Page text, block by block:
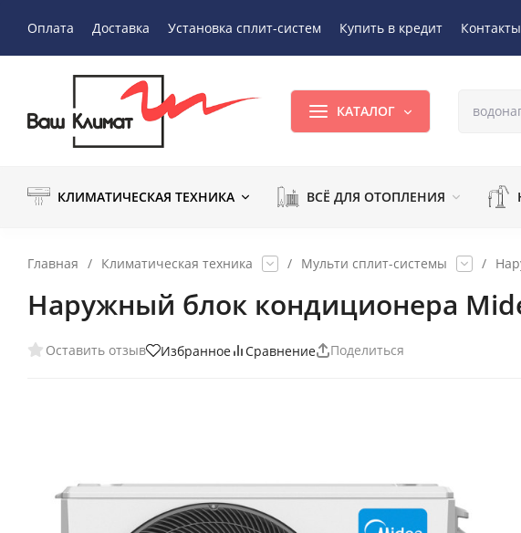
Оплата Доставка Установка сплит-систем Купить в кредит Контакты
КАТАЛОГ
КЛИМАТИЧЕСКАЯ ТЕХНИКА ВСЁ ДЛЯ ОТОПЛЕНИЯ
Главная / Климатическая техника / Мульти сплит-системы /
Наружный блок кондиционера
Оставить отзыв Избранное Сравнение Поделиться